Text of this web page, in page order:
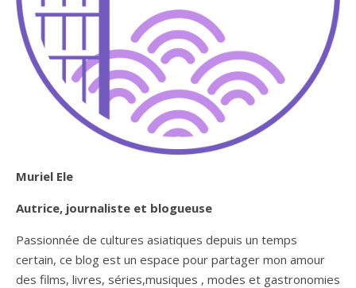
Muriel Ele
Autrice, journaliste et blogueuse
Passionnée de cultures asiatiques depuis un temps
certain, ce blog est un espace pour partager mon amour
des films, livres, séries,musiques , modes et gastronomies